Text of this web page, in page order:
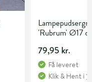
'Rubrum' Ø17
79,95 kr.
Få leveret
Klik & Hent i